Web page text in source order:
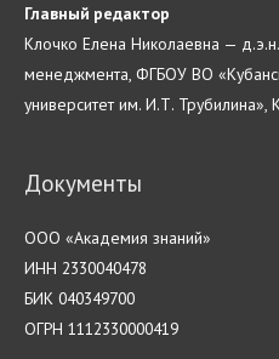
Главный редактор
Клочко Елена Николаевна —
менеджмента, ФГБОУ ВО
университет им. И.Т. Трубилина»,
Документы
ООО «Академия знаний»
ИНН 2330040478
БИК 040349700
ОГРН 1112330000419